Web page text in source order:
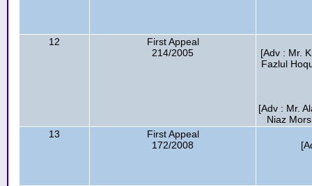
12
First Appeal
214/2005
[Adv : Mr.
Fazlul
[Adv : Mr.
Niaz
13
First Appeal
172/2008